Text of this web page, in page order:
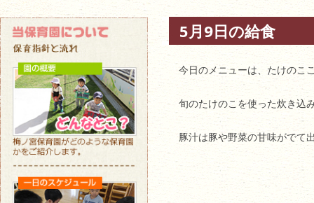
5月9日の給食
今日のメニューは、たけの
旬のたけのこを使った炊き込
豚汁は豚や野菜の甘味がでて